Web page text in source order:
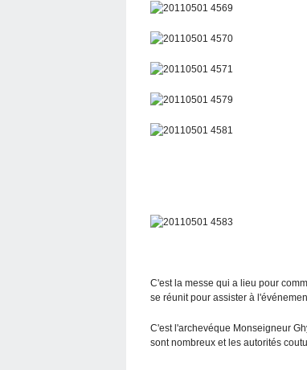
C'est la messe qui a lieu pour
se réunit pour assister à
C'est l'archevéque Monseigneur
sont nombreux et les autorités